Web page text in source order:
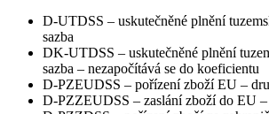
D-UTDSS – uskutečněné plnění
sazba
DK-UTDSS – uskutečněné plnění
sazba – nezapočítává se do koeficientu
D-PZEUDSS – pořízení zboží EU –
D-PZZEUDSS – zaslání zboží do EU –